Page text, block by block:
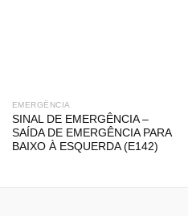
EMERGÊNCIA
SINAL DE EMERGÊNCIA –
SAÍDA DE EMERGÊNCIA PARA
BAIXO À ESQUERDA (E142)